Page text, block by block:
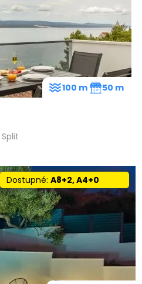
100 m 50 m
Dostupné:A8+2, A4+0